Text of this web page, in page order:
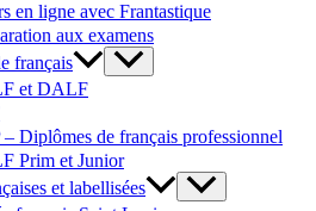
en ligne avec Frantastique
aux examens
français
et DALF
– Diplômes de français professionnel
Prim et Junior
et labellisées